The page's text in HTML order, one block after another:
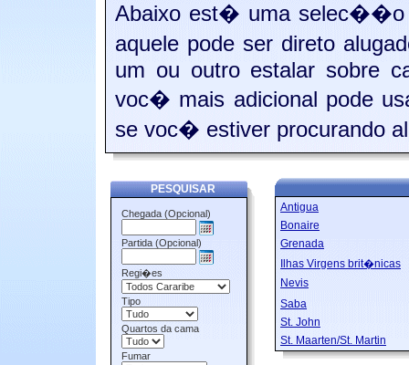
Abaixo est� uma selec��o
aquele pode ser direto
um ou outro estalar sobre
voc� mais adicional pode
se voc� estiver procurando
PESQUISAR
Chegada (Opcional)
Partida (Opcional)
Regi�es
Tipo
Quartos da cama
Fumar
Antigua
Bonaire
Grenada
Ilhas Virgens brit�nicas
Nevis
Saba
St. John
St. Maarten/St. Martin